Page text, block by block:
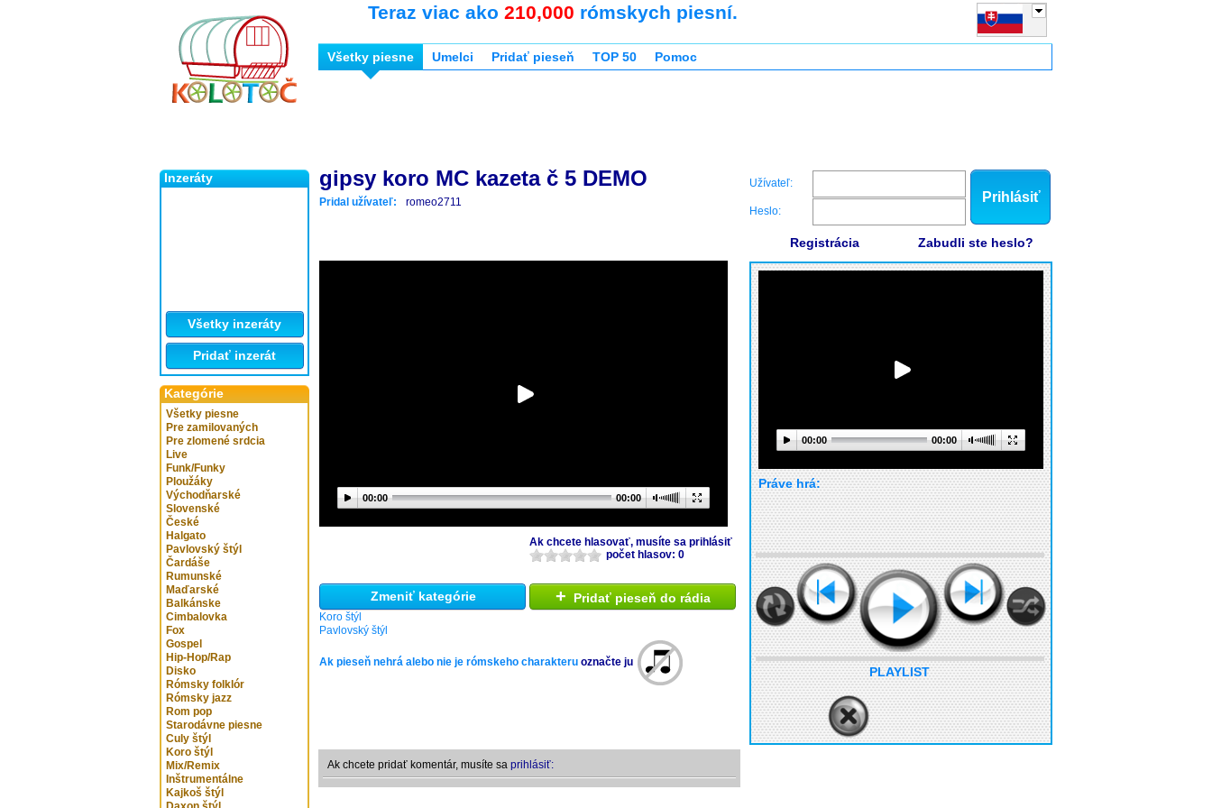
Inzeráty
Všetky inzeráty
Pridať inzerát
Kategórie
Všetky piesne
Pre zamilovaných
Pre zlomené srdcia
Live
Funk/Funky
Ploužáky
Východňarské
Slovenské
České
Halgato
Pavlovský štýl
Čardáše
Rumunské
Maďarské
Balkánske
Cimbalovka
Fox
Gospel
Hip-Hop/Rap
Disko
Rómsky folklór
Rómsky jazz
Rom pop
Starodávne piesne
Culy štýl
Koro štýl
Mix/Remix
Inštrumentálne
Kajkoš štýl
Teraz viac ako 210,000 rómskych piesní.
Všetky piesne Umelci Pridať pieseň TOP 50 Pomoc
gipsy koro MC kazeta č 5 DEMO
Pridal užívateľ: romeo2711
00:00 00:00
Ak chcete hlasovať, musíte sa prihlásiť
počet hlasov: 0
Zmeniť kategórie
Koro štýl
Pavlovský štýl
+ Pridať pieseň do rádia
Ak pieseň nehrá alebo nie je rómskeho charakteru označte ju
Ak chcete pridať komentár, musíte sa prihlásiť:
Užívateľ:
Heslo:
Prihlásiť
Registrácia Zabudli ste heslo?
00:00 00:00
Práve hrá:
PLAYLIST